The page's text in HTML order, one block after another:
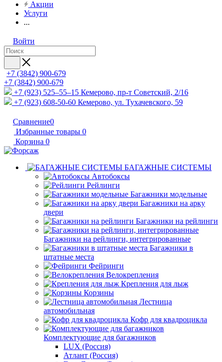
Акции
Услуги
...
Войти
+7 (3842) 900-679
+7 (3842) 900-679
+7 (923) 525–55–15 Кемерово, пр-т Советский, 2/16
+7 (923) 608-50-60 Кемерово, ул. Тухачевского, 59
Сравнение0
Избранные товары 0
Корзина 0
БАГАЖНЫЕ СИСТЕМЫ
Автобоксы
Рейлинги
Багажники модельные
Багажники на арку
двери
Багажники на рейлинги
Багажники на рейлинги, интегрированные
Багажники в
штатные места
Фейринги
Велокрепления
Крепления для лыж
Корзины
Лестница
автомобильная
Кофр для квадроцикла
Комплектующие для багажников
LUX (Россия)
Атлант (Россия)